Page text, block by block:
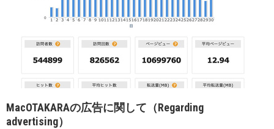
MacOTAKARAの広告に関して（Regarding
advertising）